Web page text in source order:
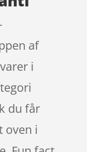
af
i
du får
oven i